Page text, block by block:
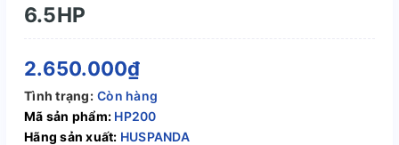
6.5HP
2.650.000₫
Tình trạng: Còn hàng
Mã sản phẩm: HP200
Hãng sản xuất: HUSPANDA